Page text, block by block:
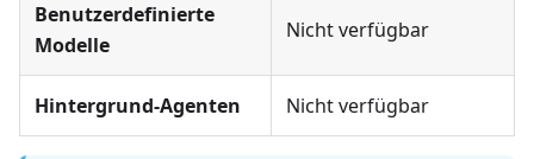
Benutzerdefinierte
Modelle
Nicht verfügbar
Hintergrund-Agenten Nicht verfügbar